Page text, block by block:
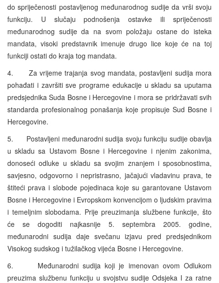
do spriječenosti postavljenog međunarodnog sudije da vrši svoju
funkciju. U slučaju podnošenja ostavke ili spriječenosti
međunarodnog sudije da na svom položaju ostane do isteka
mandata, visoki predstavnik imenuje drugo lice koje će na toj
funkciji ostati do kraja tog mandata.
4. Za vrijeme trajanja svog mandata, postavljeni sudija mora
pohađati i završiti sve programe edukacije u skladu sa uputama
predsjednika Suda Bosne i Hercegovine i mora se pridržavati svih
standarda profesionalnog ponašanja koje propisuje Sud Bosne i
Hercegovine.
5. Postavljeni međunarodni sudija svoju funkciju sudije obavlja
u skladu sa Ustavom Bosne i Hercegovine i njenim zakonima,
donoseći odluke u skladu sa svojim znanjem i sposobnostima,
savjesno, odgovorno i nepristrasno, jačajući vladavinu prava, te
štiteći prava i slobode pojedinaca koje su garantovane Ustavom
Bosne i Hercegovine i Evropskom konvencijom o ljudskim pravima
i temeljnim slobodama. Prije preuzimanja službene funkcije, što
će se dogoditi najkasnije 5. septembra 2005. godine,
međunarodni sudija daje svečanu izjavu pred predsjednikom
Visokog sudskog i tužilačkog vijeća Bosne i Hercegovine.
6. Međunarodni sudija koji je imenovan ovom Odlukom
preuzima službenu funkciju u svojstvu sudije Odsjeka I za ratne